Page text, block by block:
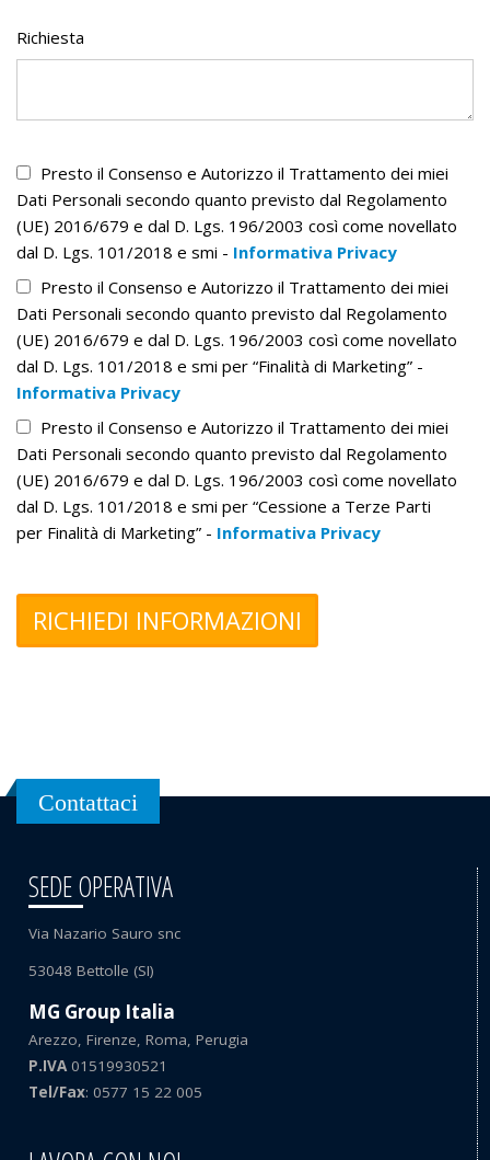
Richiesta
Presto il Consenso e Autorizzo il Trattamento dei miei
Dati Personali secondo quanto previsto dal Regolamento
(UE) 2016/679 e dal D. Lgs. 196/2003 così come novellato
dal D. Lgs. 101/2018 e smi - Informativa Privacy
Presto il Consenso e Autorizzo il Trattamento dei miei
Dati Personali secondo quanto previsto dal Regolamento
(UE) 2016/679 e dal D. Lgs. 196/2003 così come novellato
dal D. Lgs. 101/2018 e smi per “Finalità di Marketing” -
Informativa Privacy
Presto il Consenso e Autorizzo il Trattamento dei miei
Dati Personali secondo quanto previsto dal Regolamento
(UE) 2016/679 e dal D. Lgs. 196/2003 così come novellato
dal D. Lgs. 101/2018 e smi per “Cessione a Terze Parti
per Finalità di Marketing” - Informativa Privacy
Contattaci
SEDE OPERATIVA
Via Nazario Sauro snc
53048 Bettolle (SI)
MG Group Italia
Arezzo, Firenze, Roma, Perugia
P.IVA 01519930521
Tel/Fax: 0577 15 22 005